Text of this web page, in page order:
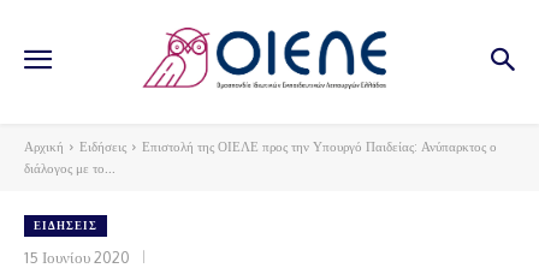
Αρχική Ειδήσεις
Επιστολή της ΟΙΕΛΕ προς την Υπουργό Παιδείας: Ανύπαρκτος ο
διάλογος με το...
ΕΙΔΉΣΕΙΣ
15 Ιουνίου 2020